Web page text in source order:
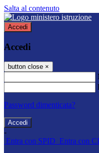
Salta al contenuto
Accedi
Accedi
button close ×
Password dimenticata?
-
Entra con SPID Entra con